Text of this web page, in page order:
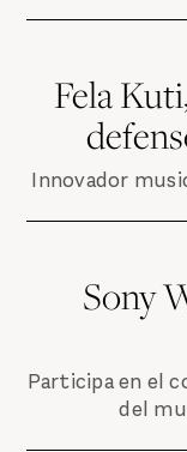
Fela
Innovador
Sony
Participa en el
del